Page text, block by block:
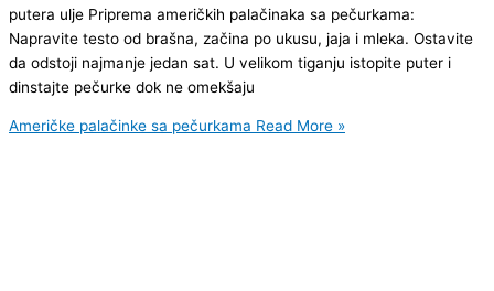
putera ulje Priprema američkih palačinaka sa pečurkama:
Napravite testo od brašna, začina po ukusu, jaja i mleka. Ostavite
da odstoji najmanje jedan sat. U velikom tiganju istopite puter i
dinstajte pečurke dok ne omekšaju
Američke palačinke sa pečurkama Read More »